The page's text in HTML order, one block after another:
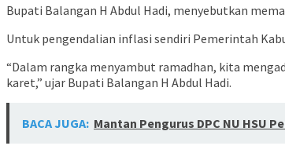
Bupati Balangan H Abdul Hadi, menyebutkan
Untuk pengendalian inflasi sendiri Pemerintah
“Dalam rangka menyambut ramadhan, kita
karet,” ujar Bupati Balangan H Abdul Hadi.
BACA JUGA: Mantan Pengurus DPC NU HSU